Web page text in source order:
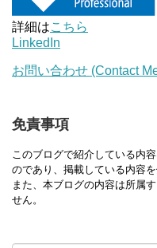
詳細はこちら
LinkedIn
お問い合わせ (Contact
免責事項
このブログで紹介している内
のであり、掲載している内容
また、本ブログの内容は所属
せん。